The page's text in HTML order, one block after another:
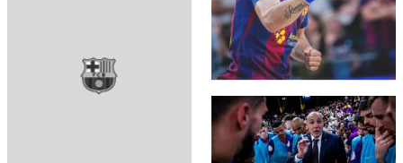
FC Barcelona club badge